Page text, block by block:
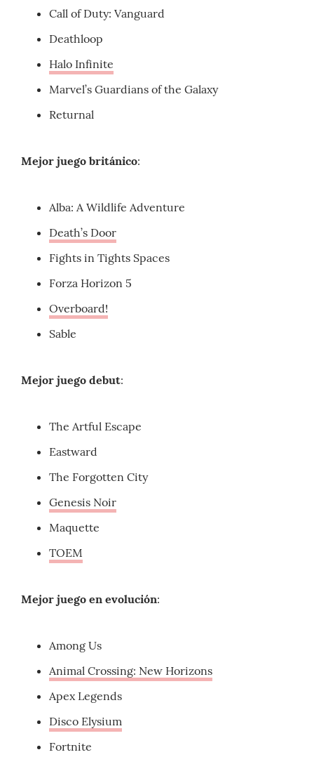
Call of Duty: Vanguard
Deathloop
Halo Infinite
Marvel’s Guardians of the Galaxy
Returnal
Mejor juego británico:
Alba: A Wildlife Adventure
Death’s Door
Fights in Tights Spaces
Forza Horizon 5
Overboard!
Sable
Mejor juego debut:
The Artful Escape
Eastward
The Forgotten City
Genesis Noir
Maquette
TOEM
Mejor juego en evolución:
Among Us
Animal Crossing: New Horizons
Apex Legends
Disco Elysium
Fortnite